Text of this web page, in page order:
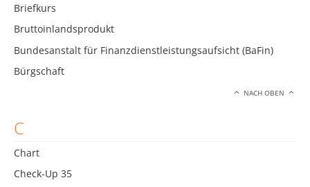
Briefkurs
Bruttoinlandsprodukt
Bundesanstalt für Finanzdienstleistungsaufsicht (BaFin)
Bürgschaft
NACH OBEN
C
Chart
Check-Up 35